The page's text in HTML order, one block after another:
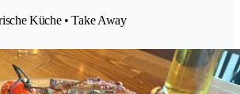
Küche • Take Away